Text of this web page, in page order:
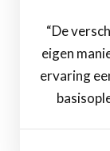
“De
eigen
ervaring